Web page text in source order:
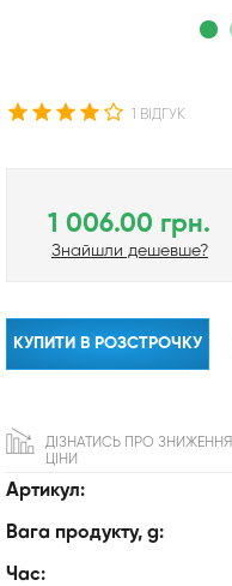
1 ВІДГУК
Артикул:
Вага продукту, g:
Час:
1 006.00 грн.
Знайшли дешевше?
КУПИТИ В РОЗСТРОЧКУ
ДІЗНАТИСЬ ПРО ЗНИЖЕННЯ
ЦІНИ